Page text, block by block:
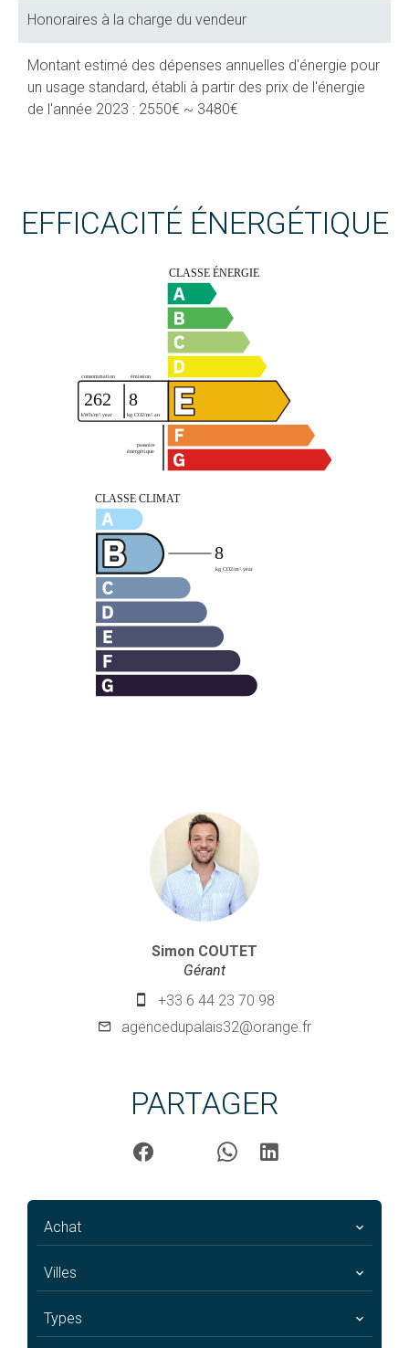
Honoraires à la charge du vendeur
Montant estimé des dépenses annuelles d'énergie pour
un usage standard, établi à partir des prix de l'énergie
de l'année 2023 : 2550€ ~ 3480€
EFFICACITÉ ÉNERGÉTIQUE
Simon COUTET
Gérant
+33 6 44 23 70 98
agencedupalais32@orange.fr
PARTAGER
Achat
Villes
Types